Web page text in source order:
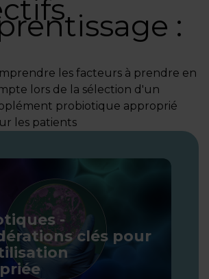
CONNEXION :
les facteurs à prendre en
lors de la sélection d'un
probiotique approprié
les patients
-
clés pour